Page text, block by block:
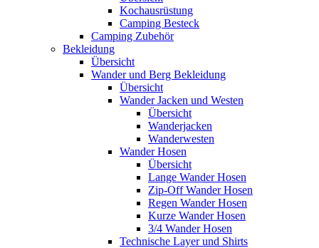
Kochausrüstung
Camping Besteck
Camping Zubehör
Bekleidung
Übersicht
Wander und Berg Bekleidung
Übersicht
Wander Jacken und Westen
Übersicht
Wanderjacken
Wanderwesten
Wander Hosen
Übersicht
Lange Wander Hosen
Zip-Off Wander Hosen
Regen Wander Hosen
Kurze Wander Hosen
3/4 Wander Hosen
Technische Layer und Shirts